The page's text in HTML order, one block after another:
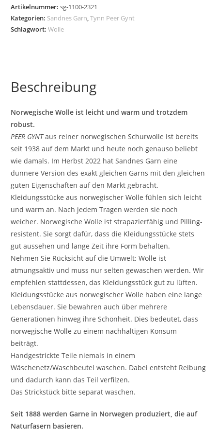
Artikelnummer:sg-1100-2321
Kategorien: Sandnes Garn,Tynn Peer Gynt
Schlagwort:Wolle
Beschreibung
Norwegische Wolle ist leicht und warm und trotzdem
robust.
PEER GYNTaus reiner norwegischen Schurwolle ist bereits
seit 1938 auf dem Markt und heute noch genauso beliebt
wie damals. Im Herbst 2022 hat Sandnes Garn eine
dünnere Version des exakt gleichen Garns mit den gleichen
guten Eigenschaften auf den Markt gebracht.
Kleidungsstücke aus norwegischer Wolle fühlen sich leicht
und warm an. Nach jedem Tragen werden sie noch
weicher. Norwegische Wolle ist strapazierfähig und Pilling-
resistent. Sie sorgt dafür, dass die Kleidungsstücke stets
gut aussehen und lange Zeit ihre Form behalten.
Nehmen Sie Rücksicht auf die Umwelt: Wolle ist
atmungsaktiv und muss nur selten gewaschen werden. Wir
empfehlen stattdessen, das Kleidungsstück gut zu lüften.
Kleidungsstücke aus norwegischer Wolle haben eine lange
Lebensdauer. Sie bewahren auch über mehrere
Generationen hinweg ihre Schönheit. Dies bedeutet, dass
norwegische Wolle zu einem nachhaltigen Konsum
beiträgt.
Handgestrickte Teile niemals in einem
Wäschenetz/Waschbeutel waschen. Dabei entsteht Reibung
und dadurch kann das Teil verfilzen.
Das Strickstück bitte separat waschen.
Seit 1888 werden Garne in Norwegen produziert, die auf
Naturfasern basieren.